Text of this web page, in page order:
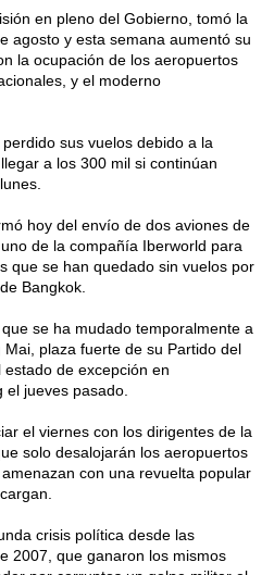
en pleno del Gobierno, tomó la
agosto y esta semana aumentó su
la ocupación de los aeropuertos
y el moderno
sus vuelos debido a la
a los 300 mil si continúan
hoy del envío de dos aviones de
de la compañía Iberworld para
que se han quedado sin vuelos por
Bangkok.
se ha mudado temporalmente a
plaza fuerte de su Partido del
de excepción en
jueves pasado.
el viernes con los dirigentes de la
solo desalojarán los aeropuertos
con una revuelta popular
crisis política desde las
2007, que ganaron los mismos